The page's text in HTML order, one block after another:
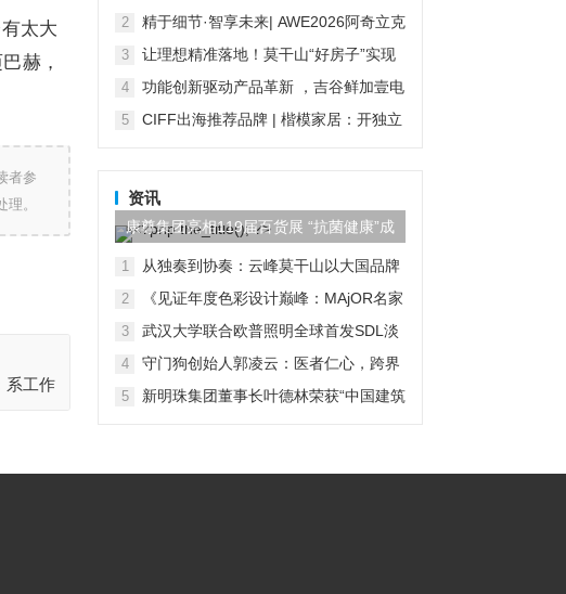
太大
赫，
者参
。
系工作
基座
2
精于细节·智享未来| AWE2026阿奇立克
3
让理想精准落地！莫干山“好房子”实现
制节全面呈现
4
功能创新驱动产品革新 ，吉谷鲜加壹电
5
CIFF出海推荐品牌 | 楷模家居：开独立
资讯
康尊集团亮相119届百货展 “抗菌健康”成
家居升级第一关键词
1
从独奏到协奏：云峰莫干山以大国品牌
盟重构产业生态
2
《见证年度色彩设计巅峰：MAjOR名家
3
武汉大学联合欧普照明全球首发SDL淡
4
守门狗创始人郭凌云：医者仁心，跨界
5
新明珠集团董事长叶德林荣获“中国建筑